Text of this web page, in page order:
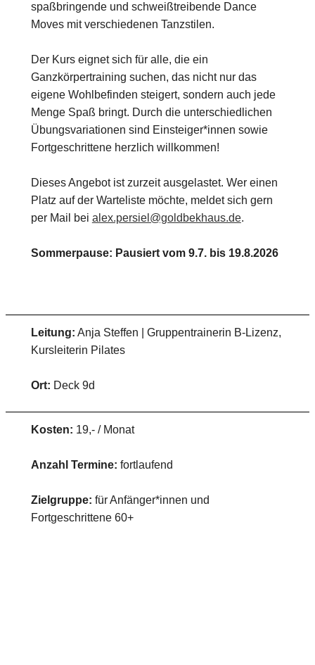
spaßbringende und schweißtreibende Dance
Moves mit verschiedenen Tanzstilen.
Der Kurs eignet sich für alle, die ein
Ganzkörpertraining suchen, das nicht nur das
eigene Wohlbefinden steigert, sondern auch jede
Menge Spaß bringt. Durch die unterschiedlichen
Übungsvariationen sind Einsteiger*innen sowie
Fortgeschrittene herzlich willkommen!
Dieses Angebot ist zurzeit ausgelastet. Wer einen
Platz auf der Warteliste möchte, meldet sich gern
per Mail bei alex.persiel@goldbekhaus.de.
Sommerpause: Pausiert vom 9.7. bis 19.8.2026
Leitung: Anja Steffen | Gruppentrainerin B-Lizenz,
Kursleiterin Pilates
Ort: Deck 9d
Kosten: 19,- / Monat
Anzahl Termine: fortlaufend
Zielgruppe: für Anfänger*innen und
Fortgeschrittene 60+